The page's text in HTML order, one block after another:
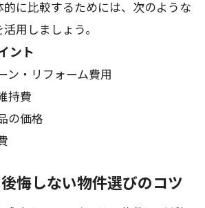
に比較するためには、次のような
用しましょう。
ント
ン・リフォーム費用
持費
の価格
悔しない物件選びのコツ